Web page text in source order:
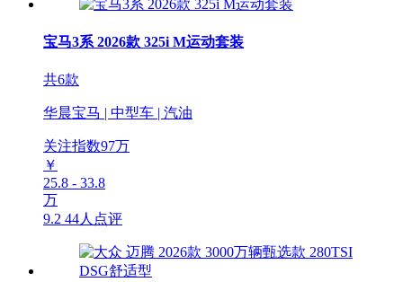
宝马3系 2026款 325i M运动套装
共6款
华晨宝马 | 中型车 | 汽油
关注指数97万
￥
25.8 - 33.8
万
9.2 44人点评